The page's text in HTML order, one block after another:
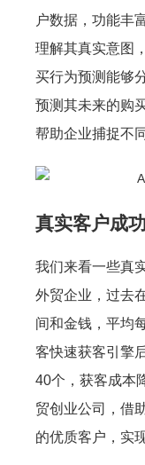
户数据，功能丰
理解其真实意图
买行为预测能够
预测其未来的购
帮助企业捕捉不
真实客户成
我们来看一些真
外贸企业，过去
间和金钱，平均
客快速获客引擎
40个，获客成本
贸创业公司，借
的优质客户，实